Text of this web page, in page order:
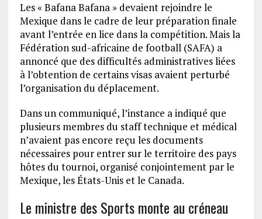
Les « Bafana Bafana » devaient rejoindre le
Mexique dans le cadre de leur préparation finale
avant l’entrée en lice dans la compétition. Mais la
Fédération sud-africaine de football (SAFA) a
annoncé que des difficultés administratives liées
à l’obtention de certains visas avaient perturbé
l’organisation du déplacement.
Dans un communiqué, l’instance a indiqué que
plusieurs membres du staff technique et médical
n’avaient pas encore reçu les documents
nécessaires pour entrer sur le territoire des pays
hôtes du tournoi, organisé conjointement par le
Mexique, les États-Unis et le Canada.
Le ministre des Sports monte au créneau